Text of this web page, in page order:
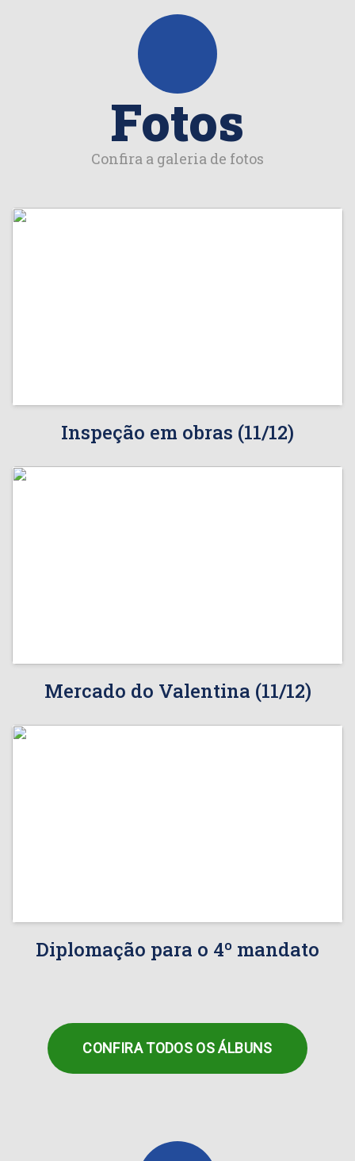
Fotos
Confira a galeria de fotos
Inspeção em obras (11/12)
Mercado do Valentina (11/12)
Diplomação para o 4º mandato
CONFIRA TODOS OS ÁLBUNS